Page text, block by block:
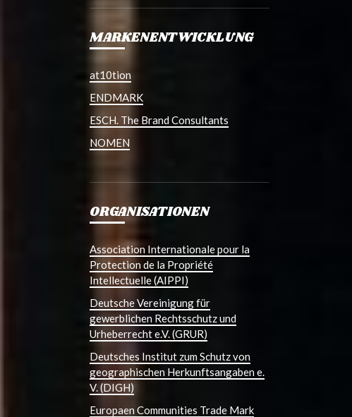
MARKENENTWICKLUNG
at10tion
ENDMARK
ESCH. The Brand Consultants
NOMEN
ORGANISATIONEN
Association Internationale pour la
Protection de la Propriété
Intellectuelle (AIPPI)
Deutsche Vereinigung für
gewerblichen Rechtsschutz und
Urheberrecht e.V. (GRUR)
Deutsches Institut zum Schutz von
geographischen Herkunftsangaben e.
V. (DIGH)
Europaen Communities Trade Mark